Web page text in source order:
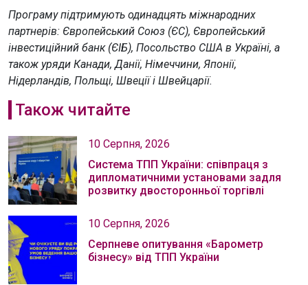
Програму підтримують одинадцять міжнародних
партнерів: Європейський Союз (ЄС), Європейський
інвестиційний банк (ЄІБ), Посольство США в Україні, а
також уряди Канади, Данії, Німеччини, Японії,
Нідерландів, Польщі, Швеції і Швейцарії.
Також читайте
10 Серпня, 2026
Система ТПП України: співпраця з
дипломатичними установами задля
розвитку двосторонньої торгівлі
10 Серпня, 2026
Серпневе опитування «Барометр
бізнесу» від ТПП України